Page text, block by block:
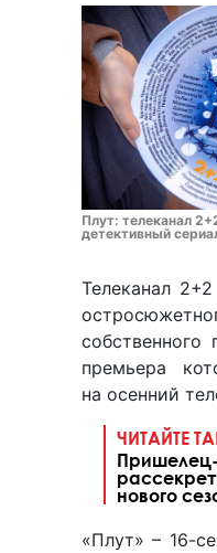
Плут: телеканал
детективный
Телеканал
собственного
премьера
на осенний
ЧИТАЙТЕ
Пришелец-
нового
«Плут» – 16-